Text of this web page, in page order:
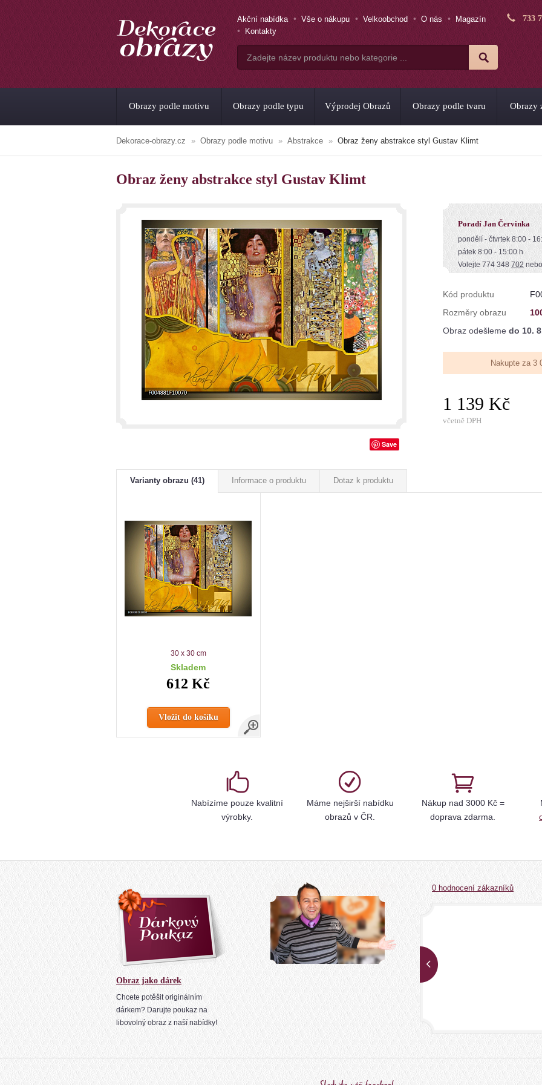
Akční nabídka Vše o nákupu Velkoobchod O nás
Magazín
Kontakty
733
Obrazy podle motivu Obrazy podle typu Výprodej Obrazů Obrazy podle tvaru Obrazy
Dekorace-obrazy.cz Obrazy podle motivu Abstrakce Obraz ženy abstrakce styl Gustav Klimt
Obraz ženy abstrakce styl Gustav Klimt
Save
Poradí Jan Červinka
pondělí - čtvrtek 8:00 -
pátek 8:00 - 15:00 h
Volejte 774 348 702 nebo
Kód produktu
Rozměry obrazu
Obraz odešleme do 10.
Nakupte za 3
1 139 Kč
včetně DPH
Varianty obrazu (41) Informace o produktu Dotaz k produktu
30 x 30 cm
Skladem
612 Kč
Vložit do košíku
Nabízíme pouze kvalitní
výrobky.
Máme nejširší nabídku
obrazů v ČR.
Nákup nad 3000 Kč =
doprava zdarma.
Obraz jako dárek
Chcete potěšit originálním
dárkem? Darujte poukaz na
libovolný obraz z naší nabídky!
0 hodnocení zákazníků